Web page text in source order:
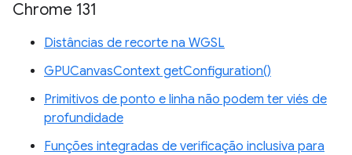
Chrome 131
Distâncias de recorte na WGSL
GPUCanvasContext getConfiguration()
Primitivos de ponto e linha não podem ter viés de
profundidade
Funções integradas de verificação inclusiva para